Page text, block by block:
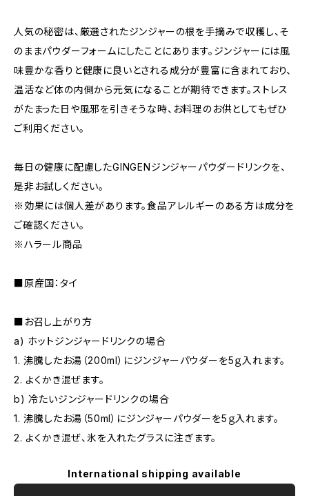
人気の秘密は、厳選されたジンジャーの根を手摘みで収穫し、そ
のままパウダーフォームにしたことにあります。ジンジャーには風
味豊かな香りと健康に良いとされる成分が豊富に含まれており、
温活など体の内側から元気になることが期待できます。ストレス
がたまった日や風邪を引きそうな時、お料理のお供としてもぜひ
ご利用ください。
毎日の健康に配慮したGINGENジンジャーパウダードリンクを、
是非お試しください。
※効果には個人差があります。食品アレルギーのある方は成分を
ご確認ください。
※ハラール商品
■原産国：タイ
■お召し上がり方
a) ホットジンジャードリンクの場合
1. 沸騰したお湯（200ml）にジンジャーパウダーを5ｇ入れます。
2. よくかき混ぜます。
b) 冷たいジンジャードリンクの場合
1. 沸騰したお湯（50ml）にジンジャーパウダーを5ｇ入れます。
2. よくかき混ぜ、氷を入れたグラスに注ぎます。
International shipping available